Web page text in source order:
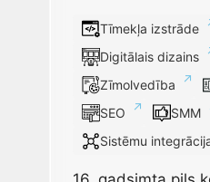
Tīmekļa izstrāde
Digitālais dizains
Zīmolvedība
SEO
SMM
Sistēmu